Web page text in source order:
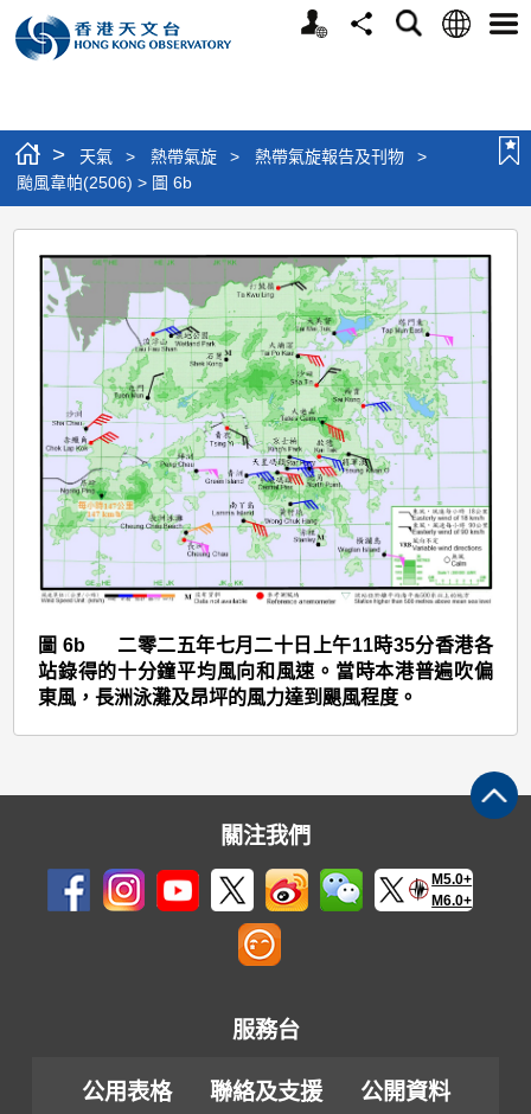
個
分
搜
語
選
> 天氣 > 熱帶氣旋 > 熱帶氣旋報告及刊物
>
颱風韋帕(2506) > 圖 6b
颱
風
韋
帕
(2506)
圖
6b
圖 6b 二零二五年七月二十日上午11時35分香港各
站錄得的十分鐘平均風向和風速。當時本港普遍吹偏
東風，長洲泳灘及昂坪的風力達到颶風程度。
關注我們
M5.0+
M6.0+
服務台
公用表格 聯絡及支援
公開資料